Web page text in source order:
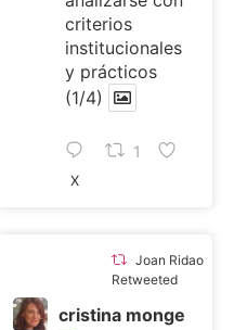
criterios
institucionales
y prácticos
(1/4)
1
X
Joan Ridao
Retweeted
cristina monge